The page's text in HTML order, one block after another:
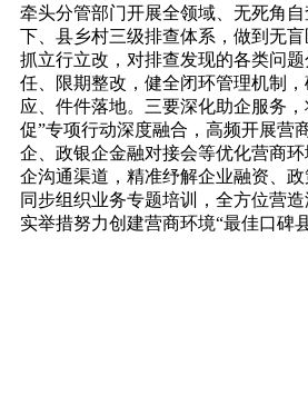
牵头分管部门开展全领域、无死角
下、县乡村三级排查体系，做到无
抓立行立改，对排查发现的各类问
任、限期整改，健全闭环管理机制
应、件件落地。三要深化助企服务
促”专项行动深度融合，高频开展营
企、政银企金融对接会等优化营商
企沟通渠道，精准纾解企业融资、政
同步组织业务专题培训，全方位营
实举措努力创建营商环境“最佳口碑县